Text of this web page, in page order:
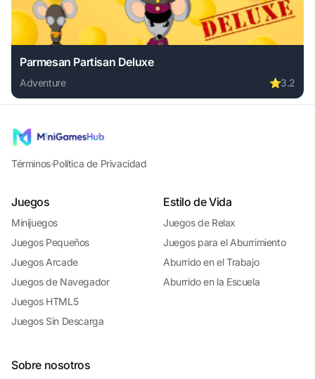
Parmesan Partisan Deluxe
Adventure ⭐3.2
Play Parmesan Partisan Deluxe online free. adventure
Términos·Política de Privacidad
Juegos
Minijuegos
Juegos Pequeños
Juegos Arcade
Juegos de Navegador
Juegos HTML5
Juegos Sin Descarga
Estilo de Vida
Juegos de Relax
Juegos para el Aburrimiento
Aburrido en el Trabajo
Aburrido en la Escuela
Sobre nosotros